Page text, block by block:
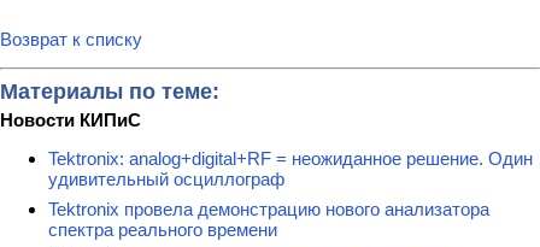
Возврат к списку
Материалы по теме:
Новости КИПиС
Tektronix: analog+digital+RF = неожиданное решение. Один
удивительный осциллограф
Tektronix провела демонстрацию нового анализатора
спектра реального времени